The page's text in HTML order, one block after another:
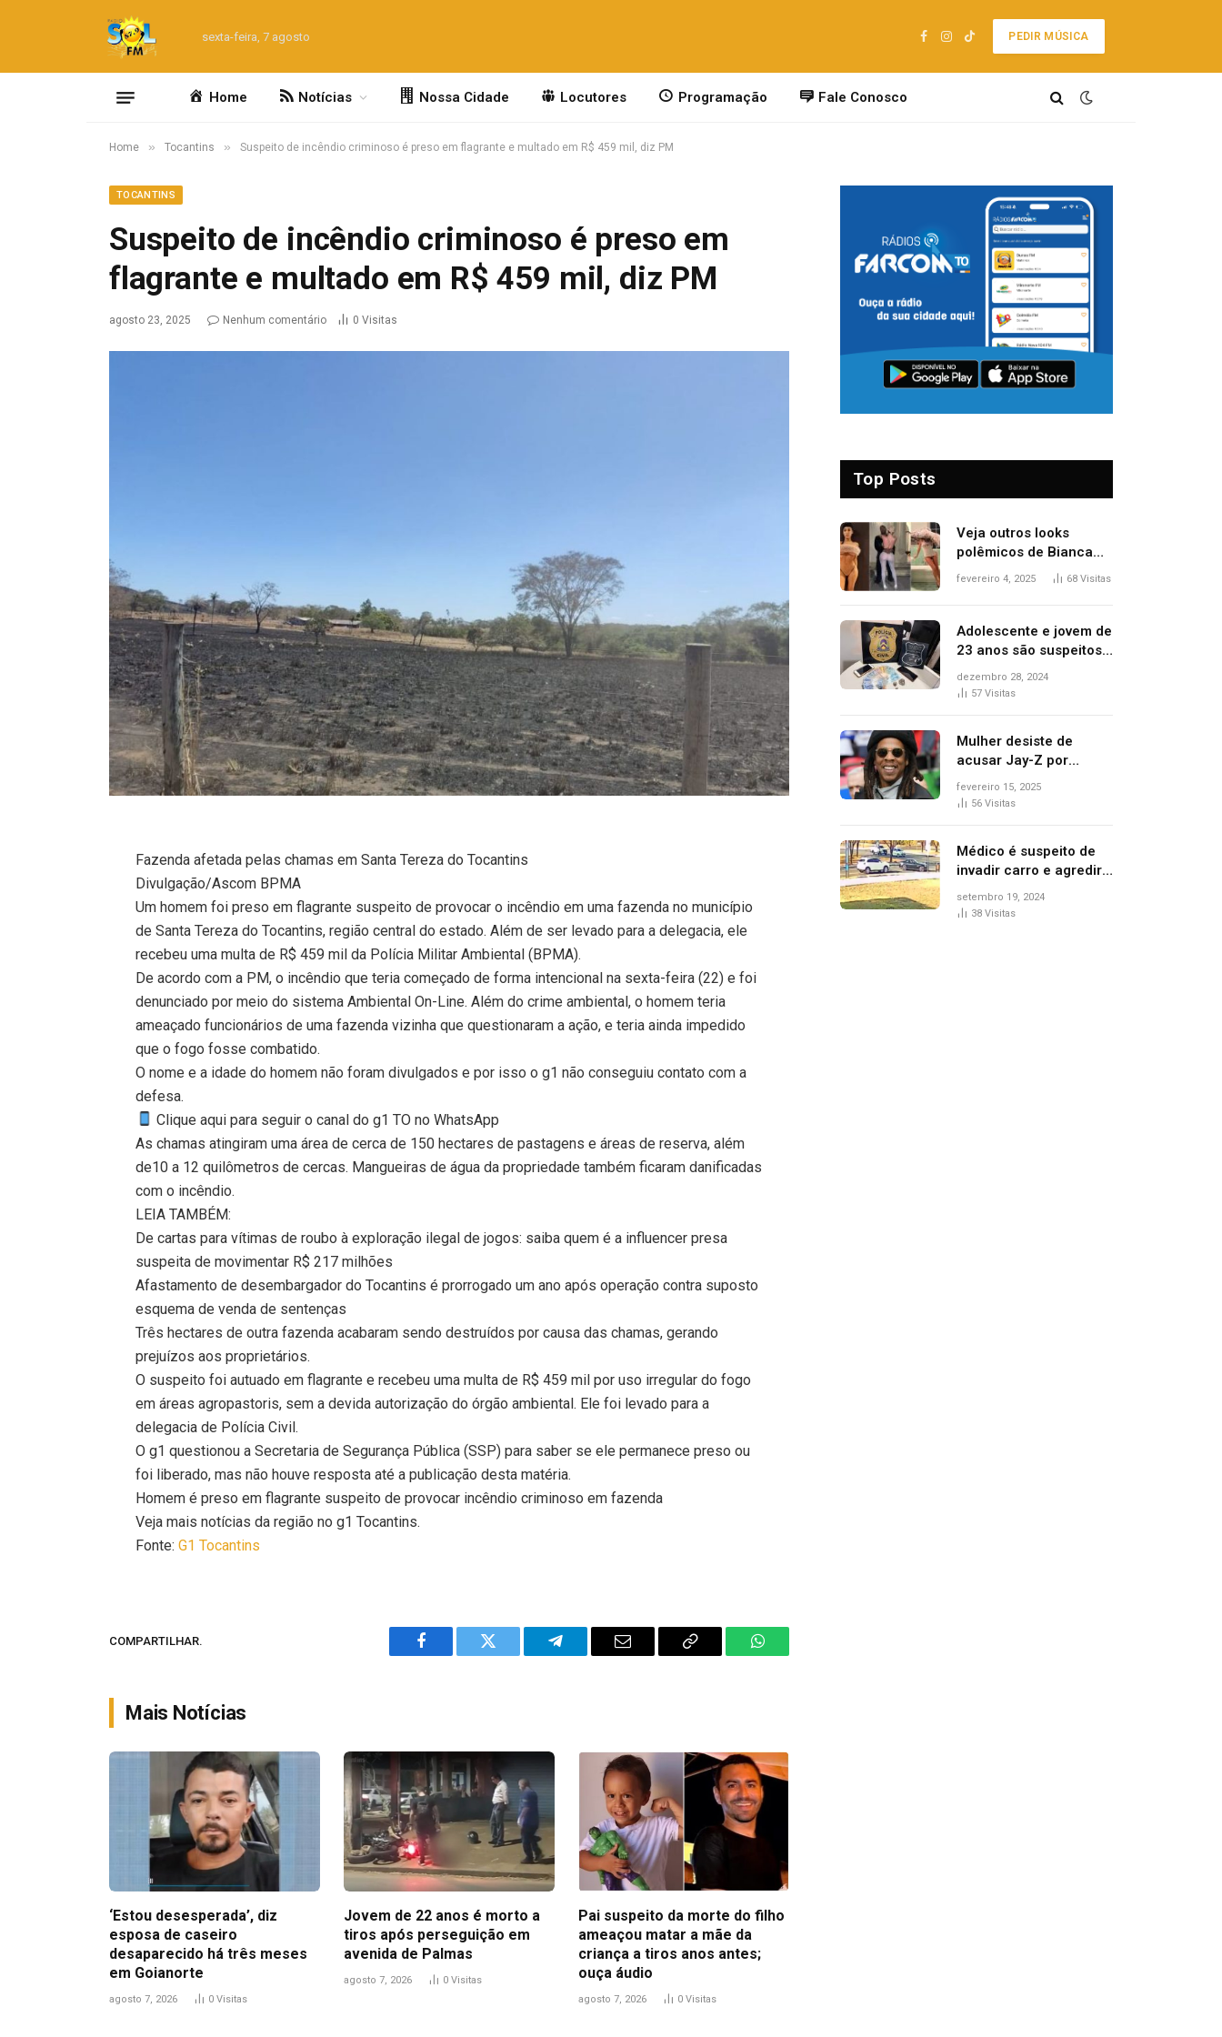
sexta-feira, 7 agosto
Facebook
Instagram
TikTok
PEDIR MÚSICA
Home Notícias Nossa Cidade Locutores Programação Fale Conosco
Home » Tocantins » Suspeito de incêndio criminoso é preso em flagrante e multado em R$ 459 mil, diz PM
TOCANTINS
Suspeito de incêndio criminoso é preso em
flagrante e multado em R$ 459 mil, diz PM
agosto 23, 2025 Nenhum comentário 0 Visitas
Fazenda afetada pelas chamas em Santa Tereza do Tocantins
Divulgação/Ascom BPMA
Um homem foi preso em flagrante suspeito de provocar o incêndio em uma fazenda no município
de Santa Tereza do Tocantins, região central do estado. Além de ser levado para a delegacia, ele
recebeu uma multa de R$ 459 mil da Polícia Militar Ambiental (BPMA).
De acordo com a PM, o incêndio que teria começado de forma intencional na sexta-feira (22) e foi
denunciado por meio do sistema Ambiental On-Line. Além do crime ambiental, o homem teria
ameaçado funcionários de uma fazenda vizinha que questionaram a ação, e teria ainda impedido
que o fogo fosse combatido.
O nome e a idade do homem não foram divulgados e por isso o g1 não conseguiu contato com a
defesa.
Clique aqui para seguir o canal do g1 TO no WhatsApp
As chamas atingiram uma área de cerca de 150 hectares de pastagens e áreas de reserva, além
de10 a 12 quilômetros de cercas. Mangueiras de água da propriedade também ficaram danificadas
com o incêndio.
LEIA TAMBÉM:
De cartas para vítimas de roubo à exploração ilegal de jogos: saiba quem é a influencer presa
suspeita de movimentar R$ 217 milhões
Afastamento de desembargador do Tocantins é prorrogado um ano após operação contra suposto
esquema de venda de sentenças
Três hectares de outra fazenda acabaram sendo destruídos por causa das chamas, gerando
prejuízos aos proprietários.
O suspeito foi autuado em flagrante e recebeu uma multa de R$ 459 mil por uso irregular do fogo
em áreas agropastoris, sem a devida autorização do órgão ambiental. Ele foi levado para a
delegacia de Polícia Civil.
O g1 questionou a Secretaria de Segurança Pública (SSP) para saber se ele permanece preso ou
foi liberado, mas não houve resposta até a publicação desta matéria.
Homem é preso em flagrante suspeito de provocar incêndio criminoso em fazenda
Veja mais notícias da região no g1 Tocantins.
Fonte:G1 Tocantins
COMPARTILHAR.
Facebook Twitter Telegram Email
Copy
WhatsApp
Mais Notícias
‘Estou desesperada’, diz
esposa de caseiro
desaparecido há três meses
em Goianorte
agosto 7, 2026 0 Visitas
Jovem de 22 anos é morto a
tiros após perseguição em
avenida de Palmas
agosto 7, 2026 0 Visitas
Pai suspeito da morte do filho
ameaçou matar a mãe da
criança a tiros anos antes;
ouça áudio
agosto 7, 2026 0 Visitas
Top Posts
Veja outros looks
polêmicos de Bianca
Censori, esposa de
Grammy 2025
fevereiro 4, 2025 68 Visitas
Adolescente e jovem de
23 anos são suspeitos
de vender drogas
próximo de delegacia e
dezembro 28, 2024
57 Visitas
Mulher desiste de
acusar Jay-Z por
estupro, diz revista
fevereiro 15, 2025
56 Visitas
Médico é suspeito de
invadir carro e agredir
delegado aposentado
durante confusão no
setembro 19, 2024
38 Visitas